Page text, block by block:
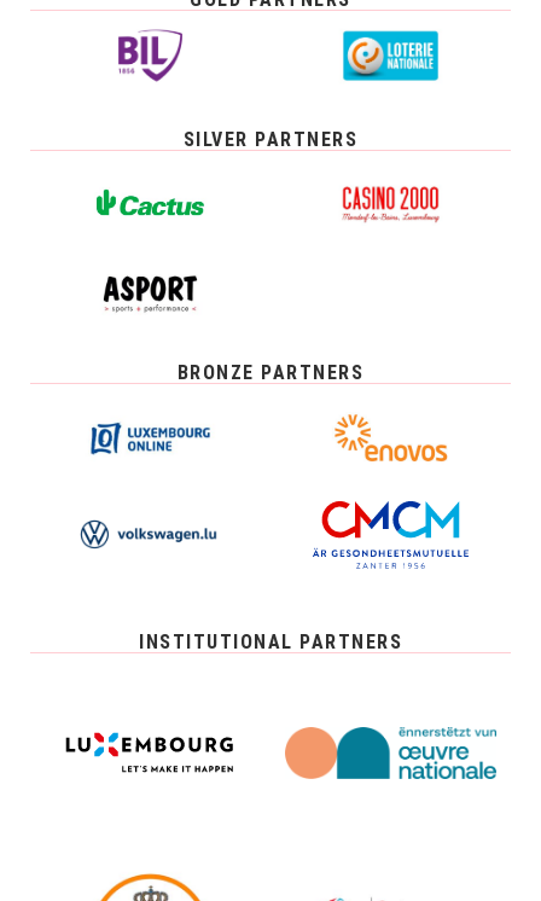
SILVER PARTNERS
BRONZE PARTNERS
INSTITUTIONAL PARTNERS